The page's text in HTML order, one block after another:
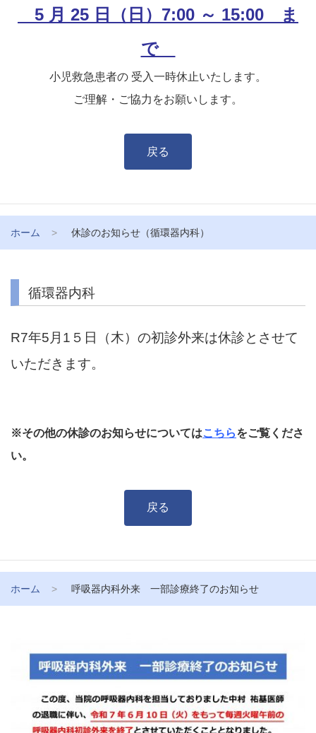
5 月 25 日（日）7:00 ～ 15:00 ま
で
小児救急患者の 受入一時休止いたします。
ご理解・ご協力をお願いします。
戻る
ホーム 休診のお知らせ（循環器内科）
循環器内科
R7年5月1５日（木）の初診外来は休診とさせて
いただきます。
※その他の休診のお知らせについてはこちらをご覧くださ
い。
戻る
ホーム 呼吸器内科外来 一部診療終了のお知らせ